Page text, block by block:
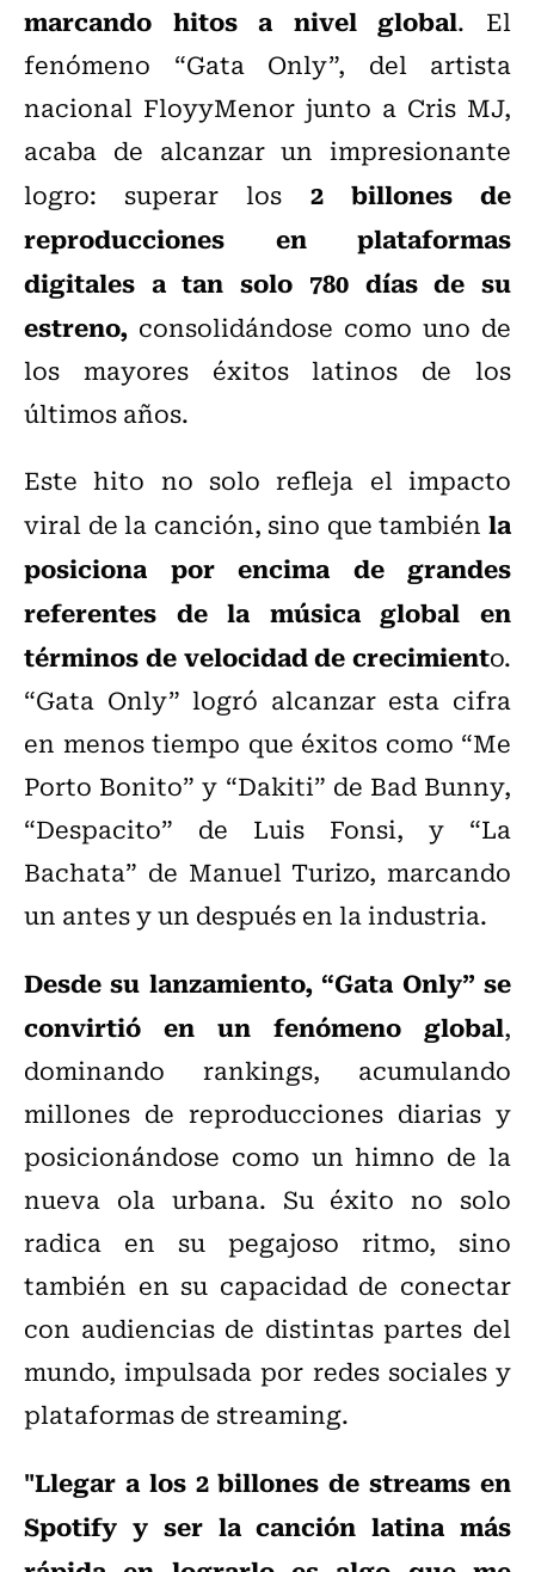
marcando hitos a nivel global. El
fenómeno “Gata Only”, del artista
nacional FloyyMenor junto a Cris MJ,
acaba de alcanzar un impresionante
logro: superar los 2 billones de
reproducciones en plataformas
digitales a tan solo 780 días de su
estreno, consolidándose como uno de
los mayores éxitos latinos de los
últimos años.
Este hito no solo refleja el impacto
viral de la canción, sino que también la
posiciona por encima de grandes
referentes de la música global en
términos de velocidad de crecimiento.
“Gata Only” logró alcanzar esta cifra
en menos tiempo que éxitos como “Me
Porto Bonito” y “Dakiti” de Bad Bunny,
“Despacito” de Luis Fonsi, y “La
Bachata” de Manuel Turizo, marcando
un antes y un después en la industria.
Desde su lanzamiento, “Gata Only” se
convirtió en un fenómeno global,
dominando rankings, acumulando
millones de reproducciones diarias y
posicionándose como un himno de la
nueva ola urbana. Su éxito no solo
radica en su pegajoso ritmo, sino
también en su capacidad de conectar
con audiencias de distintas partes del
mundo, impulsada por redes sociales y
plataformas de streaming.
"Llegar a los 2 billones de streams en
Spotify y ser la canción latina más